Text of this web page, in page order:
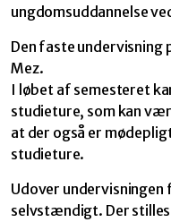
ungdomsuddannelse
Den faste undervisning
Mez.
I løbet af semesteret
studieture, som kan
at der også er
studieture.
Udover
selvstændigt. Der